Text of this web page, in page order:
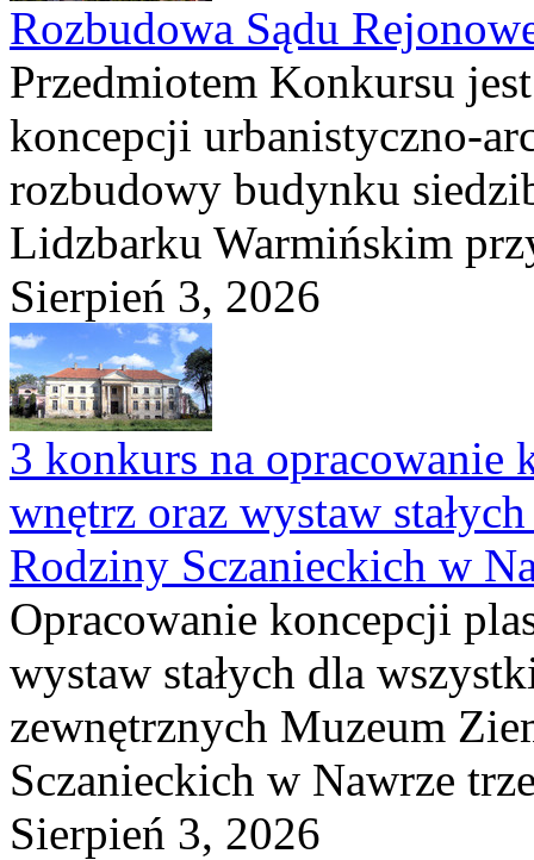
Rozbudowa Sądu
Przedmiotem Konkursu
koncepcji urbanistyczno-
rozbudowy budynku
Lidzbarku Warmińskim
Sierpień 3, 2026
3 konkurs na opracowanie
wnętrz oraz wystaw
Rodziny Sczanieckich w
Opracowanie koncepcji
wystaw stałych dla
zewnętrznych Muzeum
Sczanieckich w Nawrze
Sierpień 3, 2026